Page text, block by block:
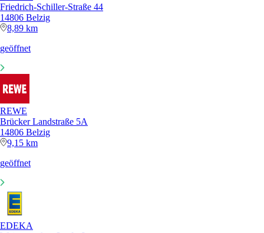
Friedrich-Schiller-Straße 44
14806 Belzig
8,89 km
geöffnet
REWE
Brücker Landstraße 5A
14806 Belzig
9,15 km
geöffnet
EDEKA